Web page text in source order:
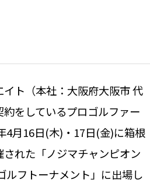
ト（本社：大阪府大阪市 代
をしているプロゴルファー
4月16日(木)・17日(金)に箱根
れた「ノジマチャンピオン
ルフトーナメント」に出場し